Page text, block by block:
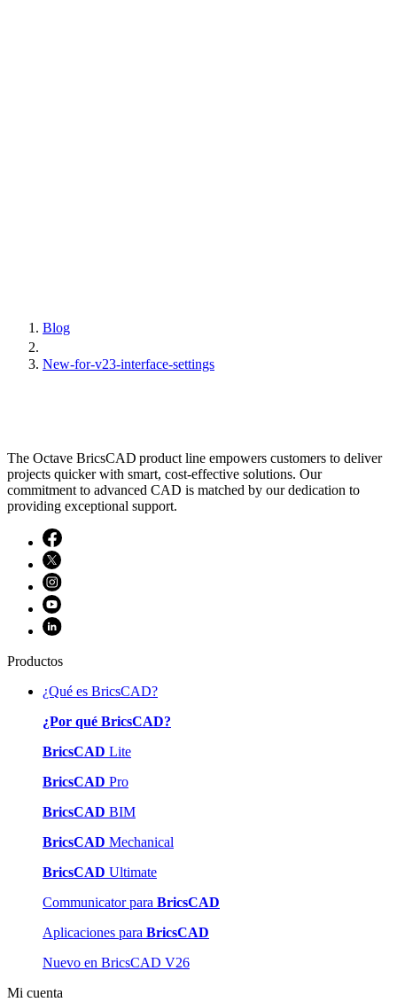
Blog
New-for-v23-interface-settings
The Octave BricsCAD product line empowers customers to deliver
projects quicker with smart, cost-effective solutions. Our
commitment to advanced CAD is matched by our dedication to
providing exceptional support.
Productos
¿Qué es BricsCAD?
¿Por qué BricsCAD?
BricsCAD Lite
BricsCAD Pro
BricsCAD BIM
BricsCAD Mechanical
BricsCAD Ultimate
Communicator para BricsCAD
Aplicaciones para BricsCAD
Nuevo en BricsCAD V26
Mi cuenta